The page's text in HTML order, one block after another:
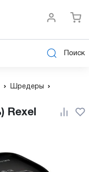
Поиск
Шредеры